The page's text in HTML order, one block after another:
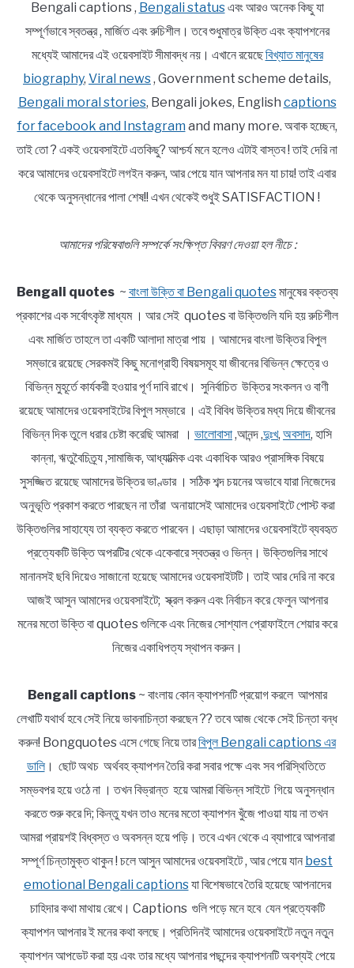
Bengali captions , Bengali statusএবং আরও অনেক কিছু যা
সম্পূর্ণভাবে স্বতন্ত্র , মার্জিত এবং রুচিশীল। তবে শুধুমাত্র উক্তি এবং ক্যাপশনের
মধ্যেই আমাদের এই ওয়েবসাইট সীমাবদ্ধ নয়। এখানে রয়েছেবিখ্যাত মানুষের
biography, Viral news, Government scheme details,
Bengali moral stories, Bengali jokes, English captions
for facebook and Instagram and many more. অবাক হচ্ছেন,
তাই তো ? একই ওয়েবসাইটে এতকিছু? আশ্চর্য মনে হলেও এটাই বাস্তব ! তাই দেরি না
করে আমাদের ওয়েবসাইটে লগইন করুন, আর পেয়ে যান আপনার মন যা চায়! তাই এবার
থেকে অনুসন্ধানের পালা শেষ!! এখন থেকেই শুধুই SATISFACTION !
আমাদের পরিষেবাগুলি সম্পর্কে সংক্ষিপ্ত বিবরণ দেওয়া হল নীচে :
Bengali quotes~ বাংলা উক্তি বা Bengali quotesমানুষের বক্তব্য
প্রকাশের এক সর্বোৎকৃষ্ট মাধ্যম । আর সেই quotes বা উক্তিগুলি যদি হয় রুচিশীল
এবং মার্জিত তাহলে তা একটি আলাদা মাত্রা পায় । আমাদের বাংলা উক্তির বিপুল
সম্ভারে রয়েছে সেরকমই কিছু মনোগ্রাহী বিষয়সমূহ যা জীবনের বিভিন্ন ক্ষেত্রে ও
বিভিন্ন মুহূর্তে কার্যকরী হওয়ার পূর্ণ দাবি রাখে। সুনির্বাচিত উক্তির সংকলন ও বাণী
রয়েছে আমাদের ওয়েবসাইটের বিপুল সম্ভারে । এই বিবিধ উক্তির মধ্য দিয়ে জীবনের
বিভিন্ন দিক তুলে ধরার চেষ্টা করেছি আমরা । ভালোবাসা,আনন্দ ,দুঃখ, অবসাদ, হাসি
কান্না, ঋতুবৈচিত্র্য ,সামাজিক, আধ্যাত্মিক এবং একাধিক আরও প্রাসঙ্গিক বিষয়ে
সুসজ্জিত রয়েছে আমাদের উক্তির ভাণ্ডার । সঠিক শব্দ চয়নের অভাবে যারা নিজেদের
অনুভূতি প্রকাশ করতে পারছেন না তাঁরা অনায়াসেই আমাদের ওয়েবসাইটে পোস্ট করা
উক্তিগুলির সাহায্যে তা ব্যক্ত করতে পারবেন। এছাড়া আমাদের ওয়েবসাইটে ব্যবহৃত
প্রত্যেকটি উক্তি অপরটির থেকে একেবারে স্বতন্ত্র ও ভিন্ন। উক্তিগুলির সাথে
মানানসই ছবি দিয়েও সাজানো হয়েছে আমাদের ওয়েবসাইটটি। তাই আর দেরি না করে
আজই আসুন আমাদের ওয়েবসাইটে; স্ক্রল করুন এবং নির্বাচন করে ফেলুন আপনার
মনের মতো উক্তি বা quotes গুলিকে এবং নিজের সোশ্যাল প্রোফাইলে শেয়ার করে
নিজের একাধিপত্য স্থাপন করুন।
Bengali captions~ বাংলায় কোন ক্যাপশনটি প্রয়োগ করলে আপমার
লেখাটি যথার্থ হবে সেই নিয়ে ভাবনাচিন্তা করছেন ?? তবে আজ থেকে সেই চিন্তা বন্ধ
করুন! Bongquotes এসে গেছে নিয়ে তারবিপুল Bengali captions এর
ডালি। ছোট অথচ অর্থবহ ক্যাপশন তৈরি করা সবার পক্ষে এবং সব পরিস্থিতিতে
সম্ভবপর হয়ে ওঠে না । তখন বিভ্রান্ত হয়ে আমরা বিভিন্ন সাইটে গিয়ে অনুসন্ধান
করতে শুরু করে দি; কিন্তু যখন তাও মনের মতো ক্যাপশন খুঁজে পাওয়া যায় না তখন
আমরা প্রায়শই বিধ্বস্ত ও অবসন্ন হয়ে পড়ি। তবে এখন থেকে এ ব্যাপারে আপনারা
সম্পূর্ণ চিন্তামুক্ত থাকুন ! চলে আসুন আমাদের ওয়েবসাইটে , আর পেয়ে যান best
emotional Bengali captionsযা বিশেষভাবে তৈরি হয়েছে আপনাদের
চাহিদার কথা মাথায় রেখে। Captions গুলি পড়ে মনে হবে যেন প্রত্যেকটি
ক্যাপশন আপনার ই মনের কথা বলছে। প্রতিদিনই আমাদের ওয়েবসাইটে নতুন নতুন
ক্যাপশন আপডেট করা হয় এবং তার মধ্যে আপনার পছন্দের ক্যাপশনটি অবশ্যই পেয়ে